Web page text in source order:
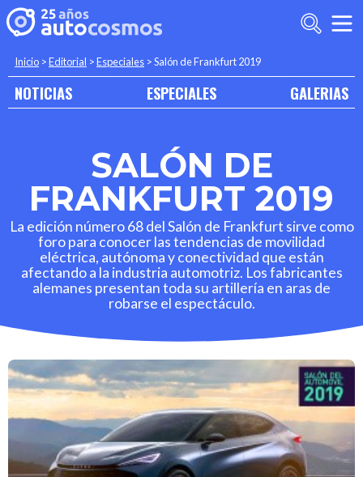
Inicio >Editorial >Especiales >Salón de Frankfurt 2019
NOTICIAS ESPECIALES GALERIAS
SALÓN DE
FRANKFURT 2019
La edición número 68 del Salón de Frankfurt sirve como
foro para conocer las tendencias de movilidad
eléctrica, autónoma y conectividad que están
afectando a la industria automotriz. Los fabricantes
alemanes presentan toda su artillería en aras de
robarse el espectáculo.